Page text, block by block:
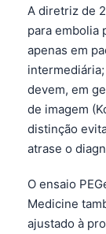
A diretriz de
para embolia
apenas em
devem, em
de imagem
distinção
atrase o
O ensaio
Medicine
ajustado à
Basa
Cebuano
Татар
Esperanto
Frysk